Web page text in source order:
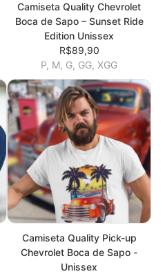
Camiseta Quality Chevrolet
Boca de Sapo – Sunset Ride
Edition Unissex
R$89,90
P, M, G, GG, XGG
Camiseta Quality Pick-up
Chevrolet Boca de Sapo -
Unissex